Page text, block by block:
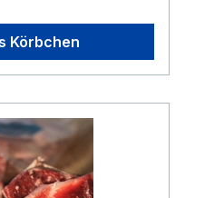
für Hunde mit
Analytische
den Artikel
entnehmbaren
Beutel.
einfach aus der Tüte
wieder verschließen und
Eisfach legen. Ideal
100g
Zusätzen! Du erhältst
der Tüte entnehmen,
und den Beutel
Ideal für eine
Portionierung.
Körbchen